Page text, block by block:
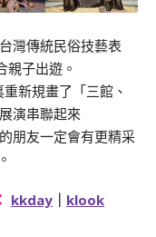
灣傳統民俗技藝表
親子出遊。
新規畫了「三館、
演串聯起來
朋友一定會有更精采
kkday ｜ klook